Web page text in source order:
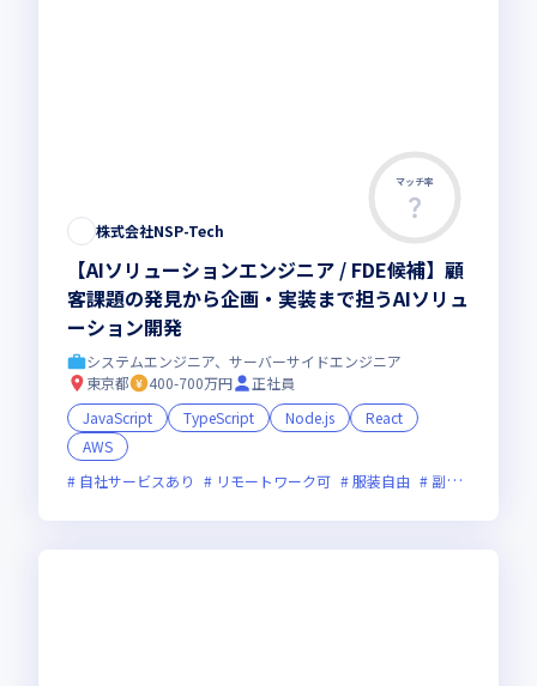
マッチ率
株式会社NSP-Tech
【AIソリューションエンジニア / FDE候補】顧
客課題の発見から企画・実装まで担うAIソリュ
ーション開発
システムエンジニア、サーバーサイドエンジニア
東京都
400-700万円
正社員
JavaScript
TypeScript Node.js
React
AWS
自社サービスあり
リモートワーク可 服装自由 副業可